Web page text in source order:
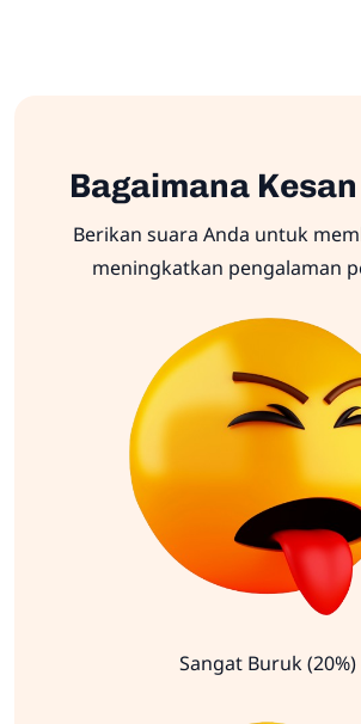
Bagaimana
Berikan suara Anda untuk
meningkatkan pengalaman
Sangat Buruk (20%)